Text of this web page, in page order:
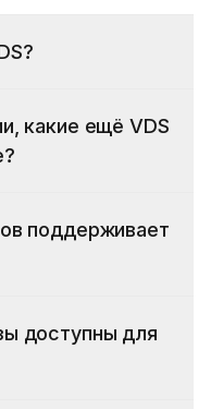
какие ещё VDS
поддерживает
доступны для